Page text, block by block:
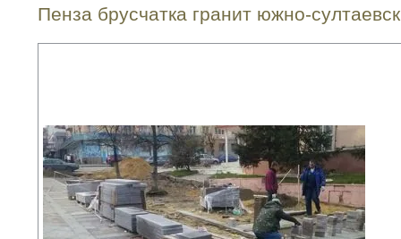
Пенза брусчатка гранит южно-